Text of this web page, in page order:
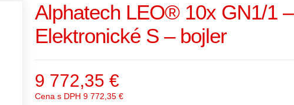
Alphatech LEO® 10x GN1/1 –
Elektronické S – bojler
9 772,35 €
Cena s DPH 9 772,35 €